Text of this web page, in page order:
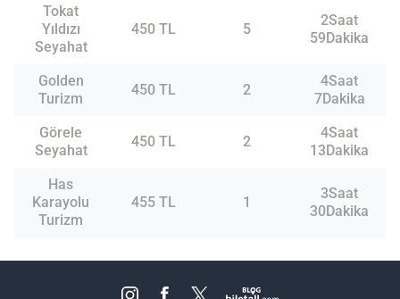
Tokat
Yıldızı
Seyahat
450 TL 5
2Saat
59Dakika
Golden
Turizm
450 TL 2
4Saat
7Dakika
Görele
Seyahat
450 TL 2
4Saat
13Dakika
Has
Karayolu
Turizm
455 TL 1
3Saat
30Dakika